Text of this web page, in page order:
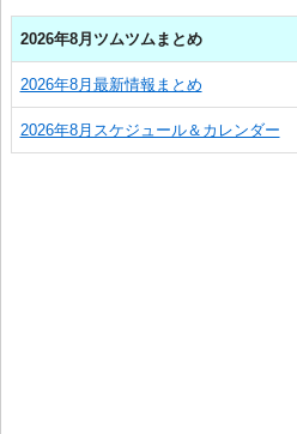
2026年8月ツムツムまとめ
2026年8月最新情報まとめ
2026年8月スケジュール＆カレンダー